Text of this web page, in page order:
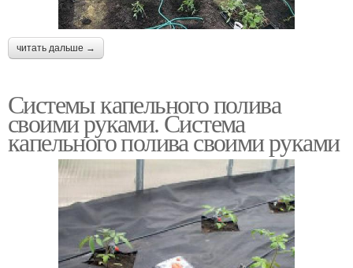
читать дальше →
Системы капельного полива
своими руками. Система
капельного полива своими руками